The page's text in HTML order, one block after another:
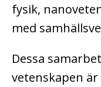
fysik,
med
Dessa
vetenskapen